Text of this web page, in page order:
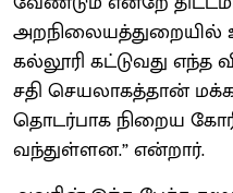
அறநிலையத்துறையில்
கல்லூரி கட்டுவது எந்த
சதி செயலாகத்தான்
தொடர்பாக நிறைய
வந்துள்ளன.” என்றார்.